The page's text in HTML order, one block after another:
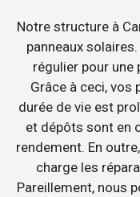
Notre structure à
panneaux
régulier pour une
Grâce à ceci, vos
durée de vie est
et dépôts sont en
rendement. En
charge les
Pareillement, nous